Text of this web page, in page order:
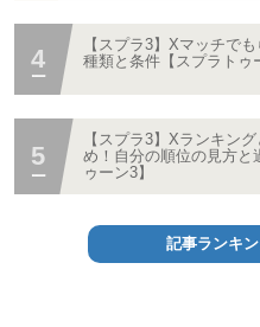
【スプラ3】Xマッチで
種類と条件【スプラトゥ
【スプラ3】Xランキン
め！自分の順位の見方と
ゥーン3】
記事ランキ